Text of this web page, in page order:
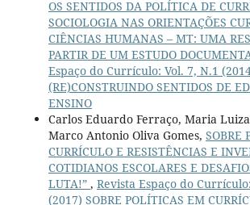
OS SENTIDOS DA POLÍTICA DE
SOCIOLOGIA NAS ORIENTAÇÕES
CIÊNCIAS HUMANAS – MT: UMA
PARTIR DE UM ESTUDO
Espaço do Currículo: Vol. 7, N.1
(RE)CONSTRUINDO SENTIDOS DE
ENSINO
Carlos Eduardo Ferraço, Maria
Marco Antonio Oliva Gomes, SOBRE
CURRÍCULO E RESISTÊNCIAS E
COTIDIANOS ESCOLARES E
LUTA!” , Revista Espaço do
(2017) SOBRE POLÍTICAS EM